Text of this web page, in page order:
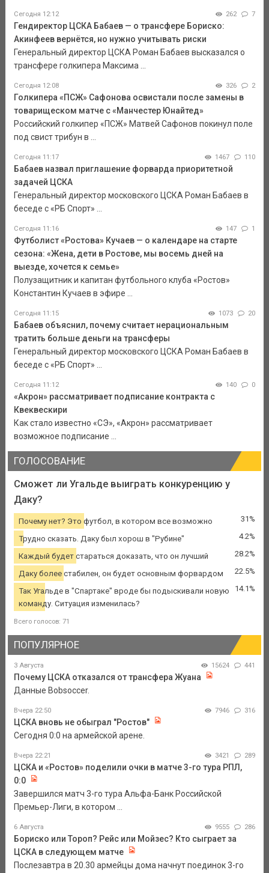
Сегодня 12:12 262 7
Гендиректор ЦСКА Бабаев — о трансфере Бориско:
Акинфеев вернётся, но нужно учитывать риски
Генеральный директор ЦСКА Роман Бабаев высказался о
трансфере голкипера Максима ...
Сегодня 12:08 326 2
Голкипера «ПСЖ» Сафонова освистали после замены в
товарищеском матче с «Манчестер Юнайтед»
Российский голкипер «ПСЖ» Матвей Сафонов покинул поле
под свист трибун в ...
Сегодня 11:17 1467 110
Бабаев назвал приглашение форварда приоритетной
задачей ЦСКА
Генеральный директор московского ЦСКА Роман Бабаев в
беседе с «РБ Спорт» ...
Сегодня 11:16 147 1
Футболист «Ростова» Кучаев — о календаре на старте
сезона: «Жена, дети в Ростове, мы восемь дней на
выезде, хочется к семье»
Полузащитник и капитан футбольного клуба «Ростов»
Константин Кучаев в эфире ...
Сегодня 11:15 1073 20
Бабаев объяснил, почему считает нерациональным
тратить больше деньги на трансферы
Генеральный директор московского ЦСКА Роман Бабаев в
беседе с «РБ Спорт» ...
Сегодня 11:12 140 0
«Акрон» рассматривает подписание контракта с
Квеквескири
Как стало известно «СЭ», «Акрон» рассматривает
возможное подписание ...
ГОЛОСОВАНИЕ
Сможет ли Угальде выиграть конкуренцию у
Даку?
Почему нет? Это футбол, в котором все возможно 31%
Трудно сказать. Даку был хорош в "Рубине" 4.2%
Каждый будет стараться доказать, что он лучший 28.2%
Даку более стабилен, он будет основным форвардом 22.5%
Так Угальде в "Спартаке" вроде бы подыскивали новую
команду. Ситуация изменилась?
14.1%
Всего голосов: 71
ПОПУЛЯРНОЕ
3 Августа 15624 441
Почему ЦСКА отказался от трансфера Жуана
Данные Bobsoccer.
Вчера 22:50 7946 316
ЦСКА вновь не обыграл "Ростов"
Сегодня 0:0 на армейской арене.
Вчера 22:21 3421 289
ЦСКА и «Ростов» поделили очки в матче 3-го тура РПЛ,
0:0
Завершился матч 3-го тура Альфа-Банк Российской
Премьер-Лиги, в котором ...
6 Августа 9555 286
Бориско или Тороп? Рейс или Мойзес? Кто сыграет за
ЦСКА в следующем матче
Послезавтра в 20.30 армейцы дома начнут поединок 3-го